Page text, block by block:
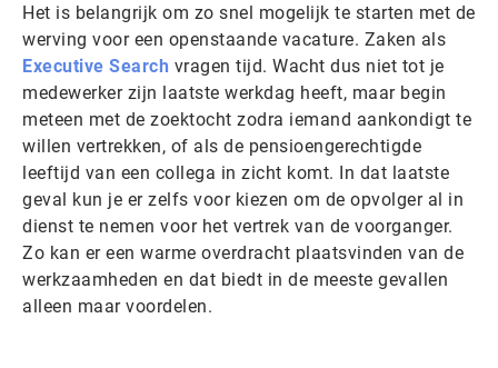
Het is belangrijk om zo snel mogelijk te starten met de
werving voor een openstaande vacature. Zaken als
Executive Search vragen tijd. Wacht dus niet tot je
medewerker zijn laatste werkdag heeft, maar begin
meteen met de zoektocht zodra iemand aankondigt te
willen vertrekken, of als de pensioengerechtigde
leeftijd van een collega in zicht komt. In dat laatste
geval kun je er zelfs voor kiezen om de opvolger al in
dienst te nemen voor het vertrek van de voorganger.
Zo kan er een warme overdracht plaatsvinden van de
werkzaamheden en dat biedt in de meeste gevallen
alleen maar voordelen.